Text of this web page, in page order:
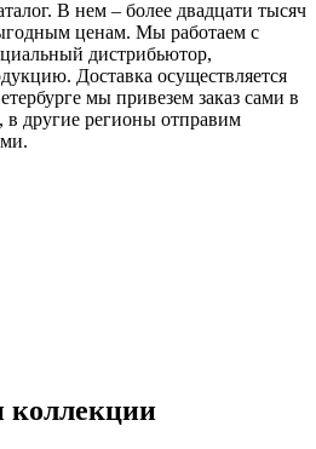
В нем – более двадцати тысяч
ценам. Мы работаем с
дистрибьютор,
Доставка осуществляется
мы привезем заказ сами в
в другие регионы отправим
коллекции